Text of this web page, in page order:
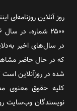
در سال‌های اخیر
که در حال حاضر
شده در روزآنلاین است
کلیه حقوق معنوی
نویسندگان وب‌سایت